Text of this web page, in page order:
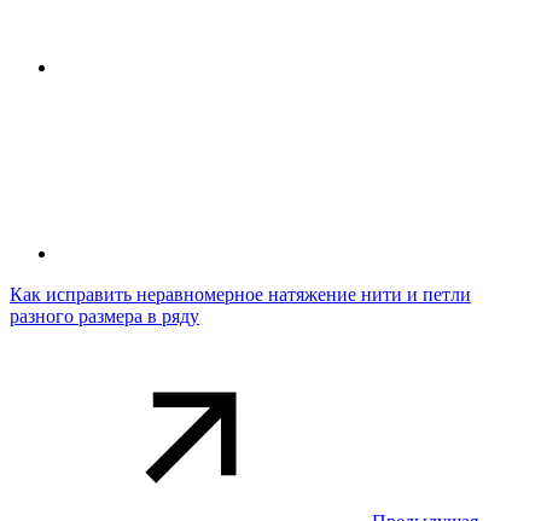
Как исправить неравномерное натяжение нити и петли
разного размера в ряду